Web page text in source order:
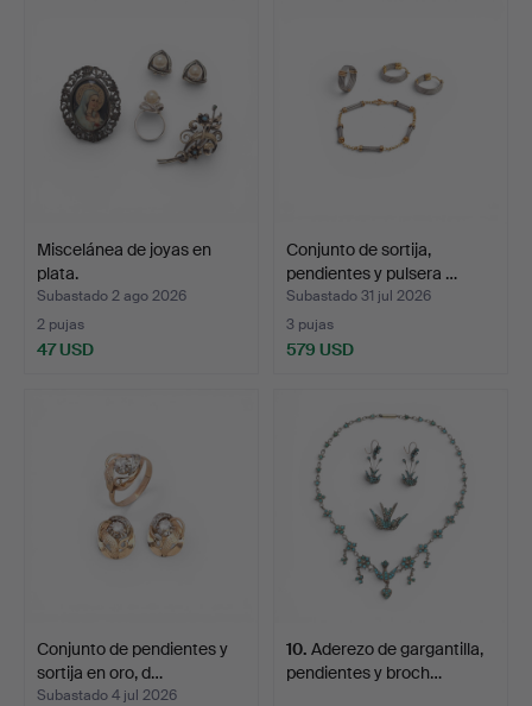
Miscelánea de joyas en
plata.
Subastado 2 ago 2026
2 pujas
47 USD
Conjunto de sortija,
pendientes y pulsera …
Subastado 31 jul 2026
3 pujas
579 USD
Conjunto de pendientes y
sortija en oro, d…
Subastado 4 jul 2026
10. Aderezo de gargantilla,
pendientes y broch…